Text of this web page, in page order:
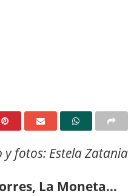
y fotos: Estela Zatania
La Moneta…